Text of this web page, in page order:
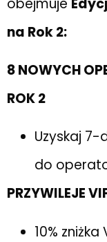
na Rok 2:
8 NOWYCH
ROK 2
Uzyskaj
do
PRZYWILEJE
10% zniżka